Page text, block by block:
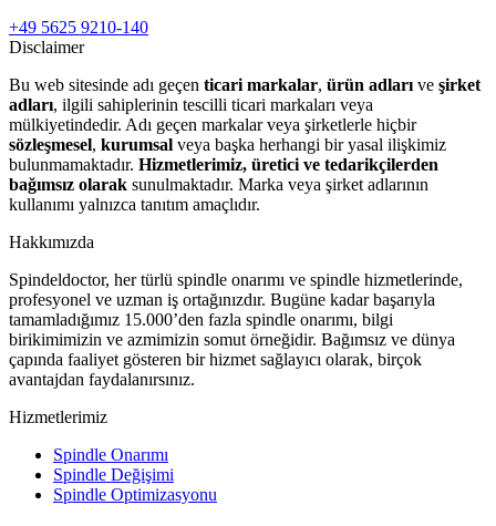
+49 5625 9210-140
Disclaimer
Bu web sitesinde adı geçen ticari markalar, ürün adları ve şirket
adları, ilgili sahiplerinin tescilli ticari markaları veya
mülkiyetindedir. Adı geçen markalar veya şirketlerle hiçbir
sözleşmesel, kurumsal veya başka herhangi bir yasal ilişkimiz
bulunmamaktadır. Hizmetlerimiz, üretici ve tedarikçilerden
bağımsız olarak sunulmaktadır. Marka veya şirket adlarının
kullanımı yalnızca tanıtım amaçlıdır.
Hakkımızda
Spindeldoctor, her türlü spindle onarımı ve spindle hizmetlerinde,
profesyonel ve uzman iş ortağınızdır. Bugüne kadar başarıyla
tamamladığımız 15.000’den fazla spindle onarımı, bilgi
birikimimizin ve azmimizin somut örneğidir. Bağımsız ve dünya
çapında faaliyet gösteren bir hizmet sağlayıcı olarak, birçok
avantajdan faydalanırsınız.
Hizmetlerimiz
Spindle Onarımı
Spindle Değişimi
Spindle Optimizasyonu